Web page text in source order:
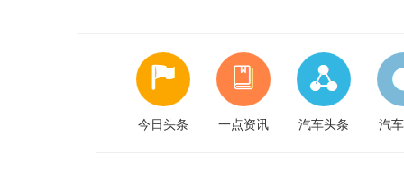
今日头条 一点资讯 汽车头条 汽